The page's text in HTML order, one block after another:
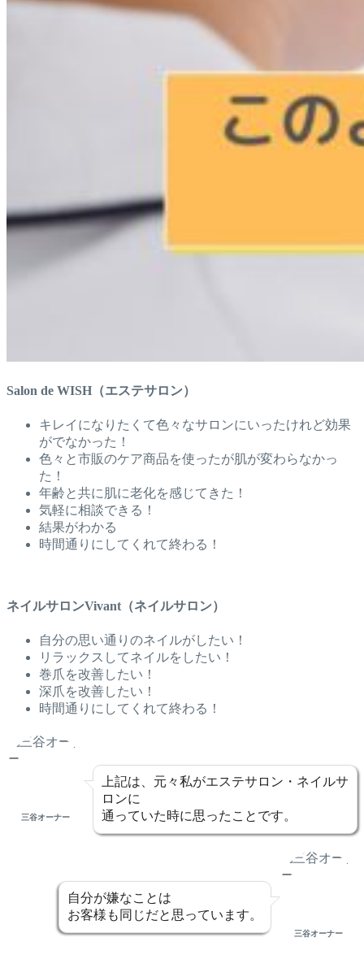
Salon de WISH（エステサロン）
キレイになりたくて色々なサロンにいったけれど効果
がでなかった！
色々と市販のケア商品を使ったが肌が変わらなかっ
た！
年齢と共に肌に老化を感じてきた！
気軽に相談できる！
結果がわかる
時間通りにしてくれて終わる！
ネイルサロンVivant（ネイルサロン）
自分の思い通りのネイルがしたい！
リラックスしてネイルをしたい！
巻爪を改善したい！
深爪を改善したい！
時間通りにしてくれて終わる！
三谷オーナー
上記は、元々私がエステサロン・ネイルサ
ロンに
通っていた時に思ったことです。
自分が嫌なことは
お客様も同じだと思っています。
三谷オーナー